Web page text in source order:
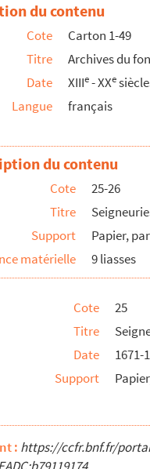
du contenu
Cote
Carton 1-49
Titre
Archives du
Date
XIIIe- XXe
Langue
français
du contenu
Cote
25-26
Titre
Support
Papier,
matérielle
9 liasses
Cote
25
Titre
Date
1671-
Support
: https://ccfr.bnf.fr/